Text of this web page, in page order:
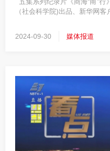
五集系列纪录片《商海“甬”
（社会科学院)出品、新华网
索持续数百年的商贸繁荣之
土，传颂宁波商帮文化中一以
2024-09-30 媒体报道